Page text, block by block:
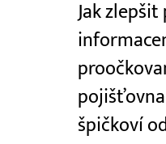
Jak
špičkoví